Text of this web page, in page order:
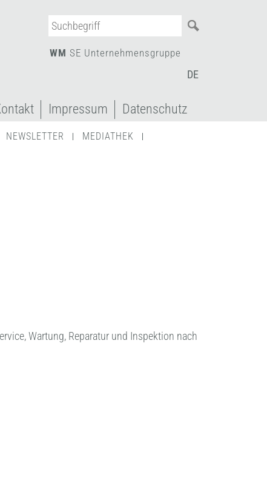
WM SE Unternehmensgruppe
Impressum Datenschutz
NEWSLETTER MEDIATHEK
Wartung, Reparatur und Inspektion nach